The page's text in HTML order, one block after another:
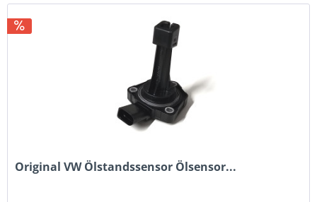
Original VW Ölstandssensor Ölsensor...